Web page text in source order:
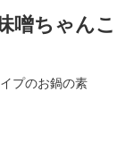
噌ちゃんこ
プのお鍋の素